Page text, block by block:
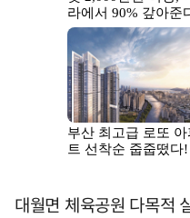
대월면 체육공원 다목적